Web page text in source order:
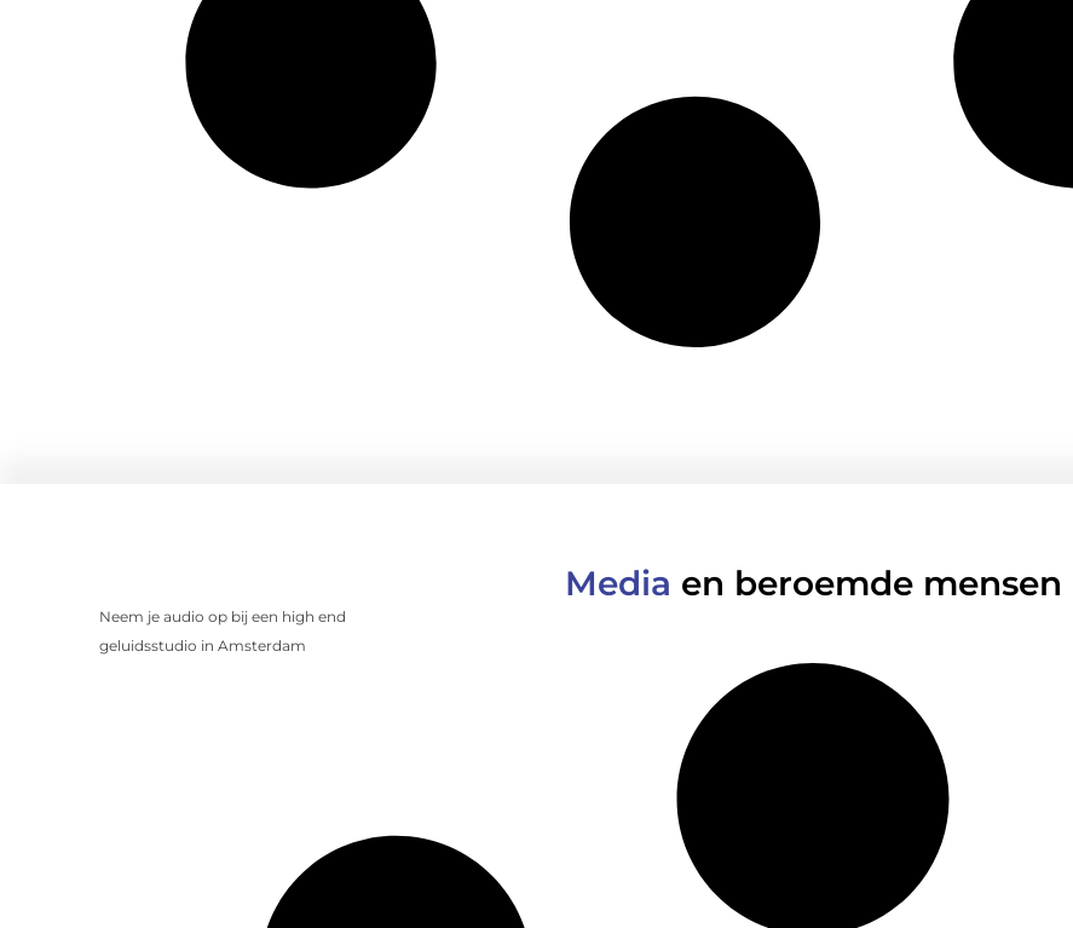
Media en beroemde mensen
Neem je audio op bij een high end
geluidsstudio in Amsterdam